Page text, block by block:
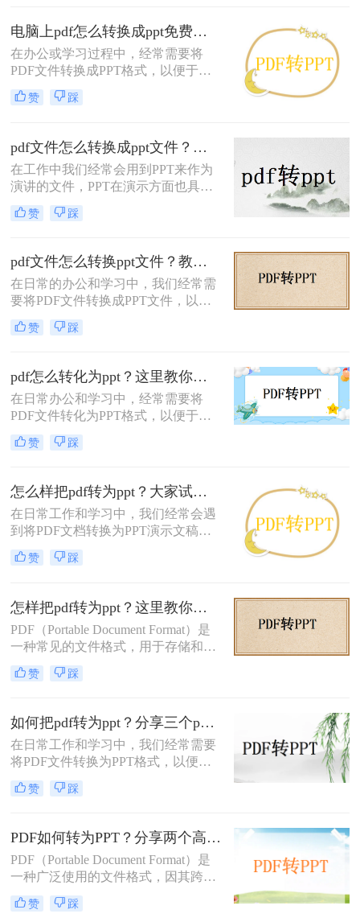
骚。然而，有时候我们需要将PDF中
的内容转换成PPT格式，以便进行编
辑和演示。那么怎么把PDF转换成
PPT呢？本文将为您介绍几种实用的
方法，帮助您轻松实现PDF到PPT的
转换。
电脑上pdf怎么转换成ppt免费？这二种方法可以帮到你！
在办公或学习过程中，经常需要将
PDF文件转换成PPT格式，以便于编
辑和展示。尽管市面上有很多付费的
转换工具，但其实也存在一些免费的
PDF怎么转换成PPT免费呢？下面将
介绍两种在电脑上免费将PDF转换成
PPT的方法。
赞 踩
pdf文件怎么转换成ppt文件？三个简单方法分享给你！
在工作中我们经常会用到PPT来作为
演讲的文件，PPT在演示方面也具有
很大的优势，可以很方便的向客户展
示产品的优势和特点，不过，我们工
的，如果你接到一份PDF格式的文
件，需要将其转换成PPT格式的文
档，你会怎么做呢？新建一个PPT，
把内容搬过去吗？还是直接转换呢？
如果想要简单快速的解决，最好的方
法就是pdf文件怎么转换成ppt文件，
换，
赞 踩
pdf文件怎么转换ppt文件？教你这四种快速转换cad的方法！
在日常的办公和学习中，我们经常需
要将PDF文件转换成PPT文件，以便
更好地进行演示和讲解。PDF格式的
文件虽然方便阅读和分享，但其在编
PPT文件则更适合用于制作幻灯片并
进行演示。那么PDF文件怎么转换
PPT文件呢？本文将介绍四种将PDF
文件转换为PPT文件的方法，帮助您
轻松实现这一转换过程。
赞 踩
pdf怎么转化为ppt？这里教你这三种方法！
在日常办公和学习中，经常需要将
PDF文件转化为PPT格式，以便于更
好地进行演示和编辑。PDF文件虽然
方便阅读，但在编辑和制作幻灯片方
于制作和展示演示文稿。那么PDF怎
么转化为PPT呢？接下来，本文将介
绍三种将PDF转化为PPT的方法，帮
助您轻松实现格式转换。
赞 踩
怎么样把pdf转为ppt？大家试试这三种方法！
在日常工作和学习中，我们经常会遇
到将PDF文档转换为PPT演示文稿的
需求。无论是为了方便演示、编辑或
者分享资料，PDF转PPT都是一项相
ppt呢？本文将为大家介绍三种简单、
有效的方法，帮助您快速将PDF转换
为PPT，提高工作效率。
赞 踩
怎样把pdf转为ppt？这里教你这二种方法！
PDF（Portable Document Format）是
一种常见的文件格式，用于存储和传
输电子文档。而PPT（PowerPoint）则
是一种常用的演示文稿格式，广泛应
候，我们需要将PDF转换为PPT以便
更方便地编辑和演示。那么，怎样把
pdf转为ppt呢？下面将为您详细介
绍。
赞 踩
如何把pdf转为ppt？分享三个pdf转ppt的方法！
在日常工作和学习中，我们经常需要
将PDF文件转换为PPT格式，以便在
演示或教学中使用。那么如何把pdf转
为ppt呢？本文将介绍三种不同的方
赞 踩
PDF如何转为PPT？分享两个高效精准的方法!
PDF（Portable Document Format）是
一种广泛使用的文件格式，因其跨平
台、跨设备的特性，PDF文档常用于
分享和打印。然而，PDF并不支持交
赞 踩